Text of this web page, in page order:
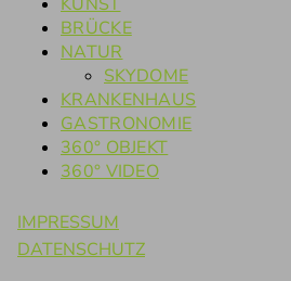
KUNST
BRÜCKE
NATUR
SKYDOME
KRANKENHAUS
GASTRONOMIE
360° OBJEKT
360° VIDEO
IMPRESSUM
DATENSCHUTZ